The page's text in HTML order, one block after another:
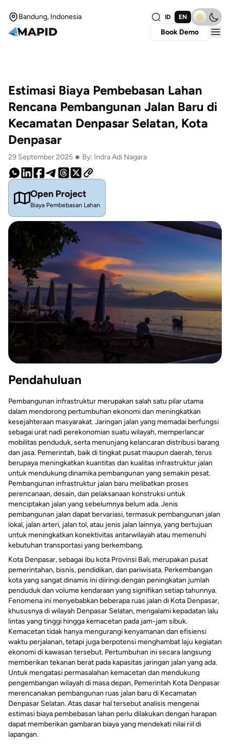
Bandung, Indonesia ID EN
Book Demo
Estimasi Biaya Pembebasan Lahan
Rencana Pembangunan Jalan Baru di
Kecamatan Denpasar Selatan, Kota
Denpasar
29 September 2025 • By: Indra Adi Nagara
Open Project
Biaya Pembebasan Lahan
Pendahuluan
Pembangunan infrastruktur merupakan salah satu pilar utama
dalam mendorong pertumbuhan ekonomi dan meningkatkan
kesejahteraan masyarakat. Jaringan jalan yang memadai berfungsi
sebagai urat nadi perekonomian suatu wilayah, memperlancar
mobilitas penduduk, serta menunjang kelancaran distribusi barang
dan jasa. Pemerintah, baik di tingkat pusat maupun daerah, terus
berupaya meningkatkan kuantitas dan kualitas infrastruktur jalan
untuk mendukung dinamika pembangunan yang semakin pesat.
Pembangunan infrastruktur jalan baru melibatkan proses
perencanaan, desain, dan pelaksanaan konstruksi untuk
menciptakan jalan yang sebelumnya belum ada. Jenis
pembangunan jalan dapat bervariasi, termasuk pembangunan jalan
lokal, jalan arteri, jalan tol, atau jenis jalan lainnya, yang bertujuan
untuk meningkatkan konektivitas antarwilayah atau memenuhi
kebutuhan transportasi yang berkembang.
Kota Denpasar, sebagai ibu kota Provinsi Bali, merupakan pusat
pemerintahan, bisnis, pendidikan, dan pariwisata. Perkembangan
kota yang sangat dinamis ini diiringi dengan peningkatan jumlah
penduduk dan volume kendaraan yang signifikan setiap tahunnya.
Fenomena ini menyebabkan beberapa ruas jalan di Kota Denpasar,
khususnya di wilayah Denpasar Selatan, mengalami kepadatan lalu
lintas yang tinggi hingga kemacetan pada jam-jam sibuk.
Kemacetan tidak hanya mengurangi kenyamanan dan efisiensi
waktu perjalanan, tetapi juga berpotensi menghambat laju kegiatan
ekonomi di kawasan tersebut. Pertumbuhan ini secara langsung
memberikan tekanan berat pada kapasitas jaringan jalan yang ada.
Untuk mengatasi permasalahan kemacetan dan mendukung
pengembangan wilayah di masa depan, Pemerintah Kota Denpasar
merencanakan pembangunan ruas jalan baru di Kecamatan
Denpasar Selatan. Atas dasar hal tersebut analisis mengenai
estimasi biaya pembebasan lahan perlu dilakukan dengan harapan
dapat memberikan gambaran biaya yang mendekati nilai riil di
lapangan.